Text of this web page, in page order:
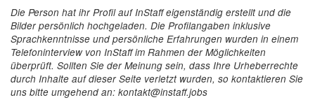
Die Person hat ihr Profil auf InStaff eigenständig erstellt und die
Bilder persönlich hochgeladen. Die Profilangaben inklusive
Sprachkenntnisse und persönliche Erfahrungen wurden in einem
Telefoninterview von InStaff im Rahmen der Möglichkeiten
überprüft. Sollten Sie der Meinung sein, dass Ihre Urheberrechte
durch Inhalte auf dieser Seite verletzt wurden, so kontaktieren Sie
uns bitte umgehend an: kontakt@instaff.jobs